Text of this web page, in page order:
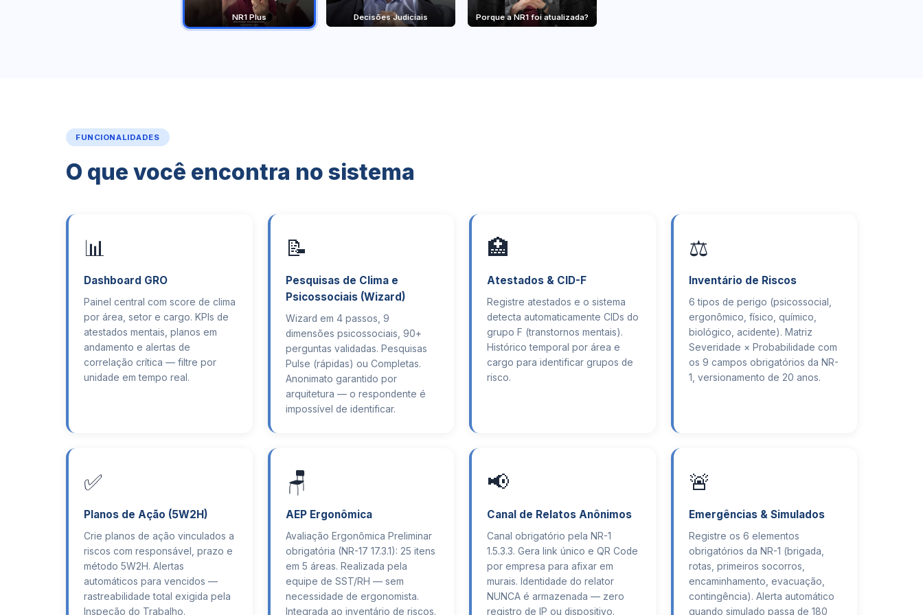
NR1 Plus Decisões Judiciais Porque a NR1 foi atualizada?
FUNCIONALIDADES
O que você encontra no sistema
📊
Dashboard GRO
Painel central com score de clima
por área, setor e cargo. KPIs de
atestados mentais, planos em
andamento e alertas de
correlação crítica — filtre por
unidade em tempo real.
📝
Pesquisas de Clima e
Psicossociais (Wizard)
Wizard em 4 passos, 9
dimensões psicossociais, 90+
perguntas validadas. Pesquisas
Pulse (rápidas) ou Completas.
Anonimato garantido por
arquitetura — o respondente é
impossível de identificar.
🏥
Atestados & CID-F
Registre atestados e o sistema
detecta automaticamente CIDs do
grupo F (transtornos mentais).
Histórico temporal por área e
cargo para identificar grupos de
risco.
⚖️
Inventário de Riscos
6 tipos de perigo (psicossocial,
ergonômico, físico, químico,
biológico, acidente). Matriz
Severidade × Probabilidade com
os 9 campos obrigatórios da NR-
1, versionamento de 20 anos.
✅
Planos de Ação (5W2H)
Crie planos de ação vinculados a
riscos com responsável, prazo e
método 5W2H. Alertas
automáticos para vencidos —
rastreabilidade total exigida pela
Inspeção do Trabalho.
🪑
AEP Ergonômica
Avaliação Ergonômica Preliminar
obrigatória (NR-17 17.3.1): 25 itens
em 5 áreas. Realizada pela
equipe de SST/RH — sem
necessidade de ergonomista.
Integrada ao inventário de riscos.
📢
Canal de Relatos Anônimos
Canal obrigatório pela NR-1
1.5.3.3. Gera link único e QR Code
por empresa para afixar em
murais. Identidade do relator
NUNCA é armazenada — zero
registro de IP ou dispositivo.
🚨
Emergências & Simulados
Registre os 6 elementos
obrigatórios da NR-1 (brigada,
rotas, primeiros socorros,
encaminhamento, evacuação,
contingência). Alerta automático
quando simulado passa de 180